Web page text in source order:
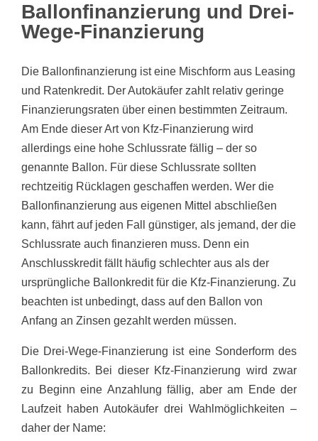
Ballonfinanzierung und Drei-
Wege-Finanzierung
Die Ballonfinanzierung ist eine Mischform aus Leasing
und Ratenkredit. Der Autokäufer zahlt relativ geringe
Finanzierungsraten über einen bestimmten Zeitraum.
Am Ende dieser Art von Kfz-Finanzierung wird
allerdings eine hohe Schlussrate fällig – der so
genannte Ballon. Für diese Schlussrate sollten
rechtzeitig Rücklagen geschaffen werden. Wer die
Ballonfinanzierung aus eigenen Mittel abschließen
kann, fährt auf jeden Fall günstiger, als jemand, der die
Schlussrate auch finanzieren muss. Denn ein
Anschlusskredit fällt häufig schlechter aus als der
ursprüngliche Ballonkredit für die Kfz-Finanzierung. Zu
beachten ist unbedingt, dass auf den Ballon von
Anfang an Zinsen gezahlt werden müssen.
Die Drei-Wege-Finanzierung ist eine Sonderform des
Ballonkredits. Bei dieser Kfz-Finanzierung wird zwar
zu Beginn eine Anzahlung fällig, aber am Ende der
Laufzeit haben Autokäufer drei Wahlmöglichkeiten –
daher der Name: